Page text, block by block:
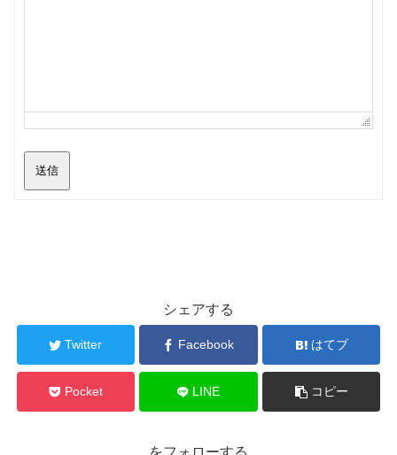
送信
シェアする
Twitter Facebook はてブ
Pocket LINE コピー